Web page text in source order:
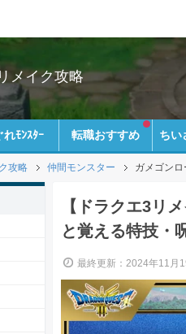
メイク攻略
れﾓﾝｽﾀｰ 転職おすすめ ちい
攻略 仲間モンスター ガメゴン
【ドラクエ3リ
と覚える特技・
最終更新：2024年11月